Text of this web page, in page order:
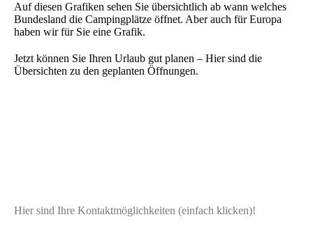
Auf diesen Grafiken sehen Sie übersichtlich ab wann welches
Bundesland die Campingplätze öffnet. Aber auch für Europa
haben wir für Sie eine Grafik.
Jetzt können Sie Ihren Urlaub gut planen – Hier sind die
Übersichten zu den geplanten Öffnungen.
Hier sind Ihre Kontaktmöglichkeiten (einfach klicken)!